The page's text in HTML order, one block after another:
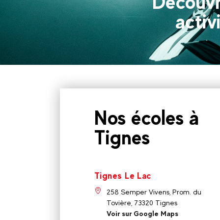
Nos écoles à
Tignes
Tignes Le Lac
258 Semper Vivens, Prom. du
Tovière, 73320 Tignes
Voir sur Google Maps